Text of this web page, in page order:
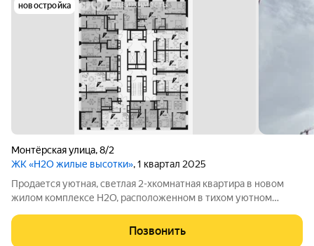
новостройка
Монтёрская улица,8/2
ЖК «H2O жилые высотки», 1 квартал 2025
Продается уютная, светлая 2-хкомнатная квартира в новом
жилом комплексе Н2О, расположенном в тихом уютном
гостинная 16,5 кв.м, две комнаты 10 и 12 кв.м, совмещенный
санузел, теплый балкон. Вход
Позвонить